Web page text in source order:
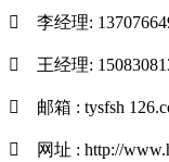
 李经理:
 王经理:
 邮箱 : tysfsh
 网址 : http://